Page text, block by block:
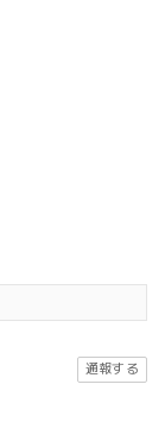
通報する